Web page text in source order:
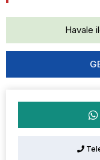
Havale